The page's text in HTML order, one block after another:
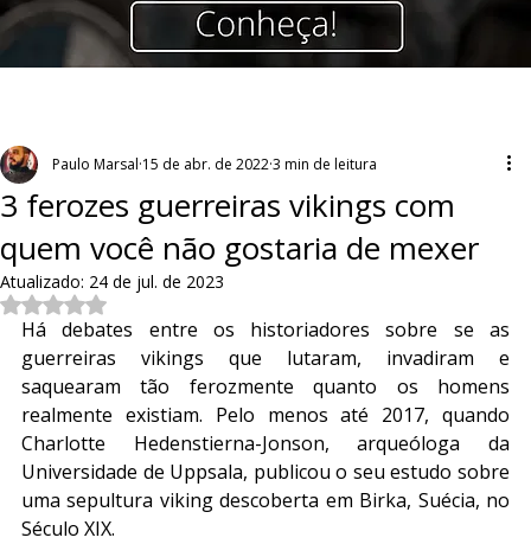
3 ferozes guerreiras vikings com
quem você não gostaria de mexer
Paulo Marsal 15 de abr. de 20223 min de leitura
Atualizado: 24 de jul. de 2023
Avaliado com NaN de 5 estrelas.
Há debates entre os historiadores sobre se as
guerreiras vikings que lutaram, invadiram e
saquearam tão ferozmente quanto os homens
realmente existiam. Pelo menos até 2017, quando
Charlotte Hedenstierna-Jonson, arqueóloga da
Universidade de Uppsala, publicou o seu estudo sobre
uma sepultura viking descoberta em Birka, Suécia, no
Século XIX.